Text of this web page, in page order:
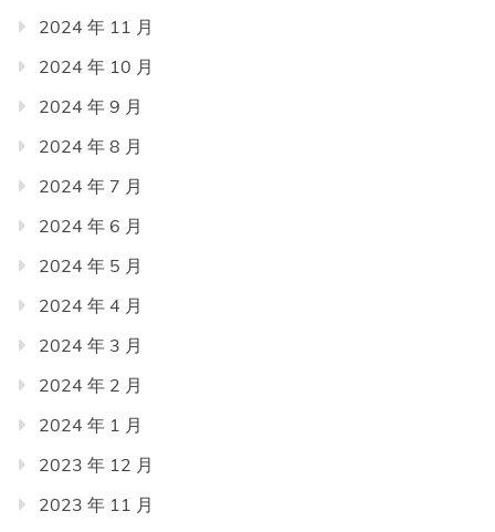
2024 年 11 月
2024 年 10 月
2024 年 9 月
2024 年 8 月
2024 年 7 月
2024 年 6 月
2024 年 5 月
2024 年 4 月
2024 年 3 月
2024 年 2 月
2024 年 1 月
2023 年 12 月
2023 年 11 月